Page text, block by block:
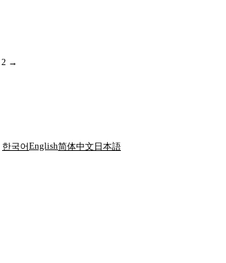
2 →
한국어English简体中文 日本語